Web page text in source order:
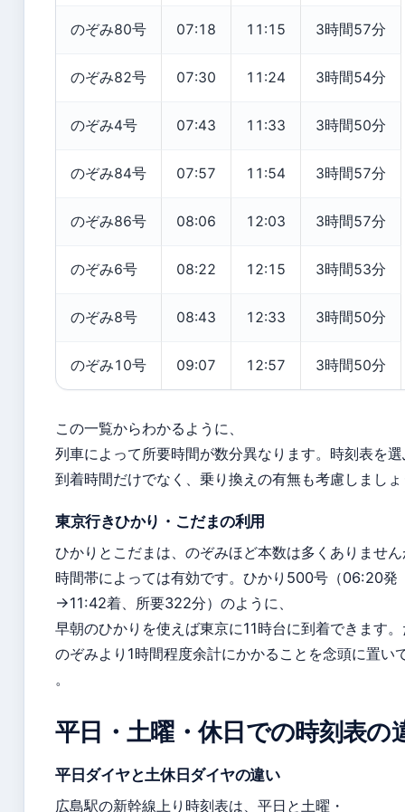
のぞみ80号 07:18 11:15 3時間57分
のぞみ82号 07:30 11:24 3時間54分
のぞみ4号 07:43 11:33 3時間50分
のぞみ84号 07:57 11:54 3時間57分
のぞみ86号 08:06 12:03 3時間57分
のぞみ6号 08:22 12:15 3時間53分
のぞみ8号 08:43 12:33 3時間50分
のぞみ10号 09:07 12:57 3時間50分
この一覧からわかるように、
列車によって所要時間が数分異なります。時刻表を
到着時間だけでなく、乗り換えの有無も考慮しまし
東京行きひかり・こだまの利用
ひかりとこだまは、のぞみほど本数は多くありませ
時間帯によっては有効です。ひかり500号（06:20発
→11:42着、所要322分）のように、
早朝のひかりを使えば東京に11時台に到着できます
のぞみより1時間程度余計にかかることを念頭に置い
。
平日・土曜・休日での時刻表の
平日ダイヤと土休日ダイヤの違い
広島駅の新幹線上り時刻表は、平日と土曜・